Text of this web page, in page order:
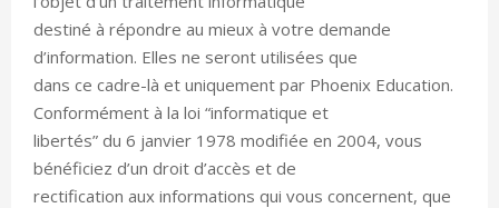
destiné à répondre au mieux à votre demande
d’information. Elles ne seront utilisées que
dans ce cadre-là et uniquement par Phoenix Education.
Conformément à la loi “informatique et
libertés” du 6 janvier 1978 modifiée en 2004, vous
bénéficiez d’un droit d’accès et de
rectification aux informations qui vous concernent, que